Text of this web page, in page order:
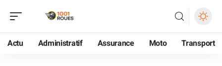
Actu Administratif Assurance Moto Transport